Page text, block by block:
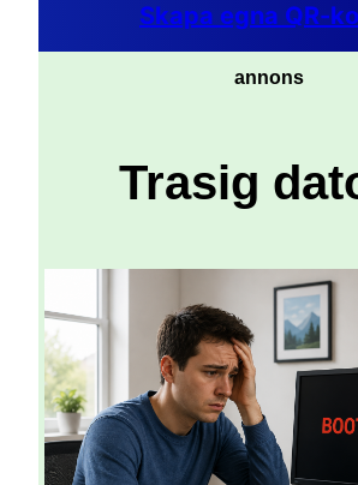
Skapa egna QR-
annons
Trasig